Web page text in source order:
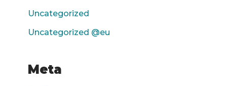
Uncategorized
Uncategorized @eu
Meta